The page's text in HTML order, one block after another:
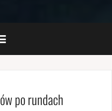
po rundach